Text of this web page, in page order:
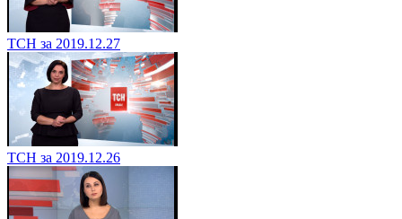
ТСН за 2019.12.27
ТСН за 2019.12.26